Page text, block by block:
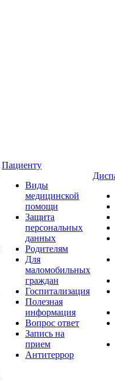
Пациенту
Виды
медицинской
помощи
Защита
персональных
данных
Родителям
Для
маломобильных
граждан
Госпитализация
Полезная
информация
Вопрос ответ
Запись на
прием
Антитеррор